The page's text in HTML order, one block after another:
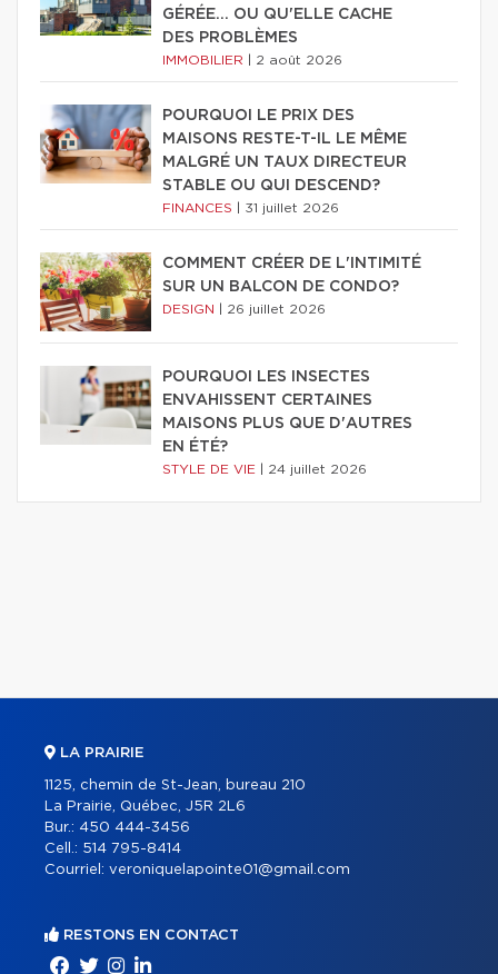
GÉRÉE… OU QU'ELLE CACHE
DES PROBLÈMES
IMMOBILIER 2 août 2026
POURQUOI LE PRIX DES
MAISONS RESTE-T-IL LE MÊME
MALGRÉ UN TAUX DIRECTEUR
STABLE OU QUI DESCEND?
FINANCES 31 juillet 2026
COMMENT CRÉER DE L'INTIMITÉ
SUR UN BALCON DE CONDO?
DESIGN 26 juillet 2026
POURQUOI LES INSECTES
ENVAHISSENT CERTAINES
MAISONS PLUS QUE D'AUTRES
EN ÉTÉ?
STYLE DE VIE 24 juillet 2026
LA PRAIRIE
1125, chemin de St-Jean, bureau 210
La Prairie, Québec, J5R 2L6
Bur.: 450 444-3456
Cell.: 514 795-8414
Courriel: veroniquelapointe01@gmail.com
RESTONS EN CONTACT